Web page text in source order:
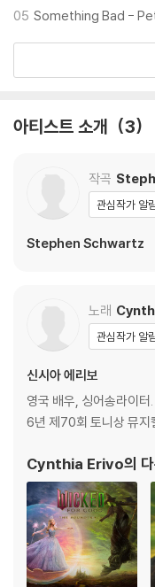
가능합니다.
2) 재생 음역의 왜곡을 최
지되도록 디스크 센터 홀
3) 디스크에 미세한 잔 흠집
불량으로 인한 반품/교환
※ 컬러 디스크
아래에 해당하는 경우는
2) 컬러 디스크의 특성상
3) 컬러 디스크는 제작 과
※ 반품/교환 안내
1) 불량으로 인한 반품/교
관련 사진과 동영상 및 재
문의 바랍니다.
2) LP는 잦은 배송 과정에
가 어려우므로 신중한 구
05 Something Bad -
아티스트 소개 3
작곡
관심작가 알
Stephen Schwartz
노래
관심작가 알
신시아 에리보
영국 배우, 싱어송라이터
6년 제70회 토니상 뮤지
Cynthia Erivo의